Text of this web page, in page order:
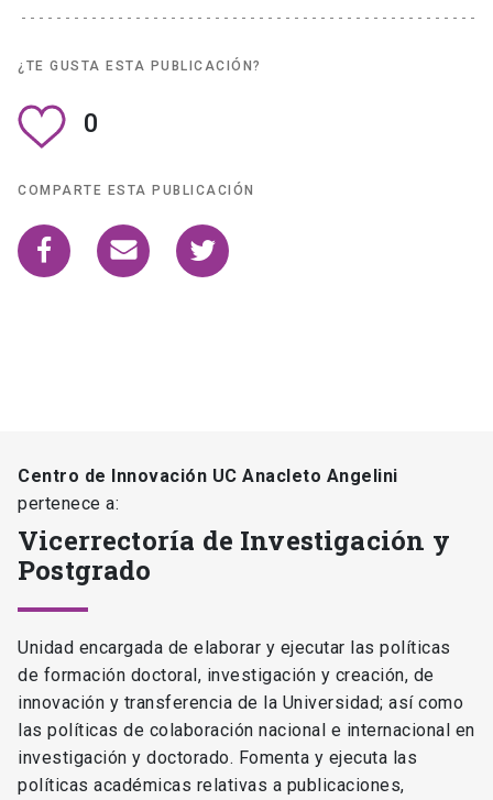
¿TE GUSTA ESTA PUBLICACIÓN?
0
COMPARTE ESTA PUBLICACIÓN
Centro de Innovación UC Anacleto Angelini
pertenece a:
Vicerrectoría de Investigación y
Postgrado
Unidad encargada de elaborar y ejecutar las políticas
de formación doctoral, investigación y creación, de
innovación y transferencia de la Universidad; así como
las políticas de colaboración nacional e internacional en
investigación y doctorado. Fomenta y ejecuta las
políticas académicas relativas a publicaciones,